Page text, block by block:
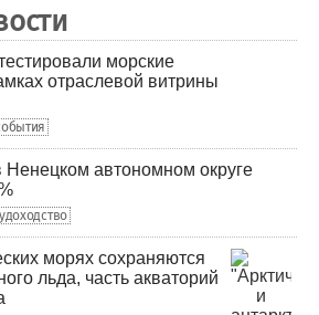
морские
отраслевой витрины
автономном округе
морях сохраняются
льда, часть акваторий